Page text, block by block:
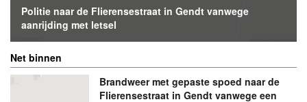
Politie naar de Flierensestraat in Gendt vanwege
aanrijding met letsel
Net binnen
Brandweer met gepaste spoed naar de
Flierensestraat in Gendt vanwege een